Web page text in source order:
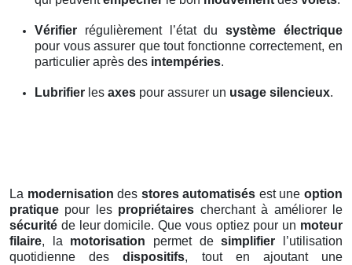
Vérifier régulièrement l’état dusystème électrique
pour vous assurer que tout fonctionne correctement, en
particulier après des intempéries.
Lubrifier les axes pour assurer un usage silencieux.
La modernisation des stores automatisés est uneoption
pratique pour les propriétaires cherchant à améliorer le
sécurité de leur domicile. Que vous optiez pour un moteur
filaire, la motorisation permet desimplifier l’utilisation
quotidienne desdispositifs, tout en ajoutant une